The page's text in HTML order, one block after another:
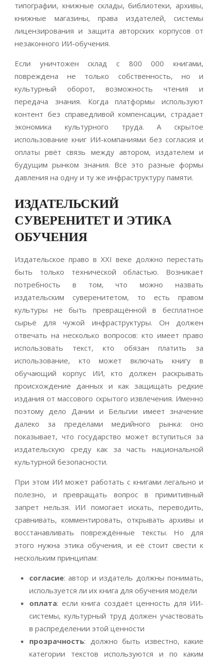
типографии, книжные склады, библиотеки, архивы,
книжные магазины, права издателей, системы
лицензирования и защита авторских корпусов от
незаконного ИИ-обучения.
Если уничтожен склад с 800 000 книгами,
повреждена не только собственность, но и
культурный оборот, возможность чтения и
передача знания. Когда платформы используют
контент без справедливой компенсации, страдает
экономика культурного труда. А скрытое
использование книг ИИ-компаниями без согласия и
оплаты рвёт связь между автором, издателем и
будущим рынком знания. Всё это разные формы
давления на одну и ту же инфраструктуру памяти.
ИЗДАТЕЛЬСКИЙ
СУВЕРЕНИТЕТ И ЭТИКА
ОБУЧЕНИЯ
Издательское право в XXI веке должно перестать
быть только технической областью. Возникает
потребность в том, что можно назвать
издательским суверенитетом, то есть правом
культуры не быть превращённой в бесплатное
сырьё для чужой инфраструктуры. Он должен
отвечать на несколько вопросов: кто имеет право
использовать текст, кто обязан платить за
использование, кто может включать книгу в
обучающий корпус ИИ, кто должен раскрывать
происхождение данных и как защищать редкие
издания от массового скрытого извлечения. Именно
поэтому дело Дании и Бельгии имеет значение
далеко за пределами медийного рынка: оно
показывает, что государство может вступиться за
издательскую среду как за часть национальной
культурной безопасности.
При этом ИИ может работать с книгами легально и
полезно, и превращать вопрос в примитивный
запрет нельзя. ИИ помогает искать, переводить,
сравнивать, комментировать, открывать архивы и
восстанавливать повреждённые тексты. Но для
этого нужна этика обучения, и её стоит свести к
нескольким принципам:
согласие: автор и издатель должны понимать,
используется ли их книга для обучения модели
оплата: если книга создаёт ценность для ИИ-
системы, культурный труд должен участвовать
в распределении этой ценности
прозрачность: должно быть известно, какие
категории текстов используются и по каким